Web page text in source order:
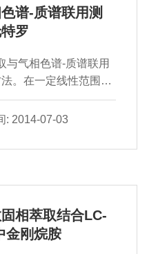
谱-质谱联用测
罗
与气相色谱-质谱联用
。在一定线性范围
3，回收率96%～
2014-07-03
相萃取结合LC-
金刚烷胺